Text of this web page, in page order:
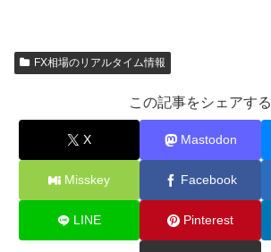
FX相場のリアルタイム情報
この記事をシェアする
X Mastodon
Misskey Facebook
LINE Pinterest